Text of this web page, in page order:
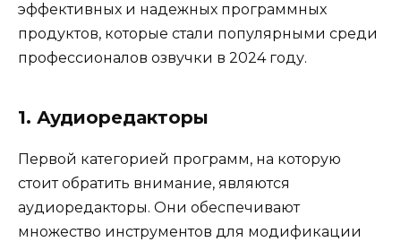
эффективных и надежных программных
продуктов, которые стали популярными среди
профессионалов озвучки в 2024 году.
1. Аудиоредакторы
Первой категорией программ, на которую
стоит обратить внимание, являются
аудиоредакторы. Они обеспечивают
множество инструментов для модификации